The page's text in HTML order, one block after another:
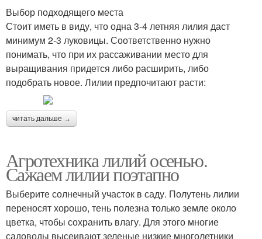
Выбор подходящего места
Стоит иметь в виду, что одна 3-4 летняя лилия даст
минимум 2-3 луковицы. Соответственно нужно
понимать, что при их рассаживании место для
выращивания придется либо расширить, либо
подобрать новое. Лилии предпочитают расти:
читать дальше →
Агротехника лилий осенью.
Сажаем лилии поэтапно
Выберите солнечный участок в саду. Полутень лилии
переносят хорошо, тень полезна только земле около
цветка, чтобы сохранить влагу. Для этого многие
садоводы высеивают зеленые низкие многолетники